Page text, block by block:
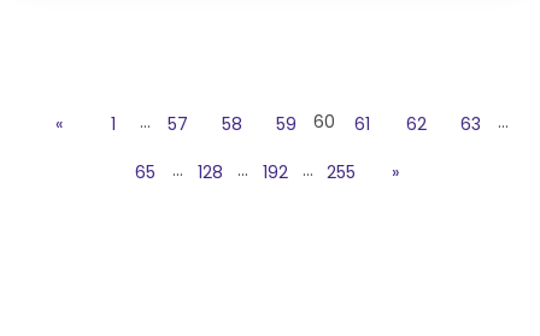
« 1 … 57 58 59 60 61 62 63 …
65 … 128 … 192 … 255 »